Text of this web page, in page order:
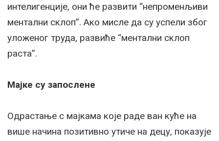
интелигенције, они ће развити “непроменљиви
ментални склоп”. Ако мисле да су успели због
уложеног труда, развиће “ментални склоп
раста”.
Мајке су запослене
Одрастање с мајкама које раде ван куће на
више начина позитивно утиче на децу, показује